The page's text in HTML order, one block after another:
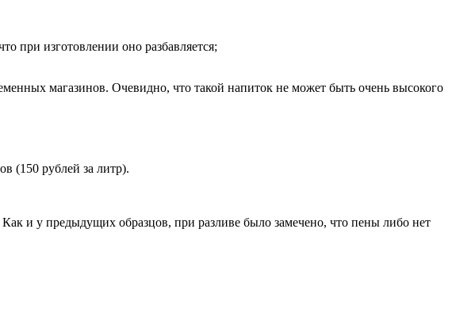
при изготовлении оно разбавляется;
магазинов. Очевидно, что такой напиток не может быть очень высокого
(150 рублей за литр).
и у предыдущих образцов, при разливе было замечено, что пены либо нет